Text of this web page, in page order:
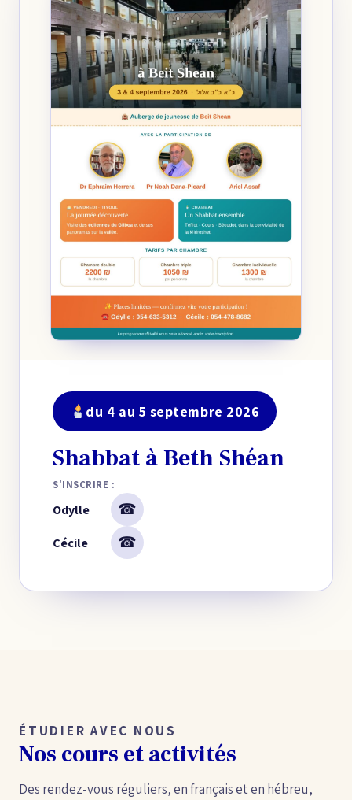
du 4 au 5 septembre 2026
Shabbat à Beth Shéan
S'INSCRIRE :
Odylle ☎
Cécile ☎
ÉTUDIER AVEC NOUS
Nos cours et activités
Des rendez-vous réguliers, en français et en hébreu,